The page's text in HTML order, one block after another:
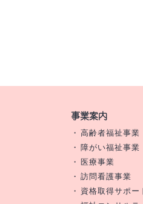
事業案内
高齢者福祉事業
障がい福祉事業
医療事業
訪問看護事業
資格取得サポー